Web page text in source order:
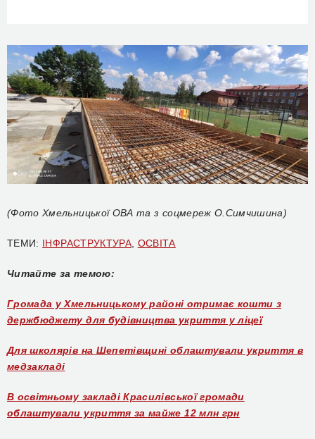
(Фото Хмельницької ОВА та з соцмереж О.Симчишина)
ТЕМИ: ІНФРАСТРУКТУРА ОСВІТА
Читайте за темою:
Громада у Хмельницькому районі отримає кошти з
держбюджету для будівництва укриття у ліцеї
Для школярів на Шепетівщині облаштували укриття в
медзакладі
В освітньому закладі Красилівської громади
облаштували укриття за майже 12 млн грн